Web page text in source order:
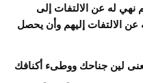
نهي له عن الالتفات إلى
عن الالتفات إليهم وأن يحصل
لين جناحك ووطىء أكنافك